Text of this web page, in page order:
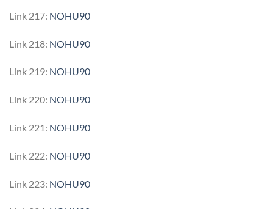
Link 217: NOHU90
Link 218: NOHU90
Link 219: NOHU90
Link 220: NOHU90
Link 221: NOHU90
Link 222: NOHU90
Link 223: NOHU90